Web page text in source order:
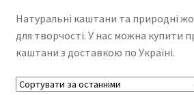
Натуральні каштани та природні
для творчості. У нас можна купити
каштани з доставкою по Україні.